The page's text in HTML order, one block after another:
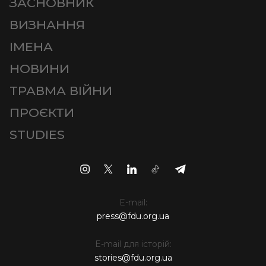
ВИЗНАННЯ
ІМЕНА
НОВИНИ
ТРАВМА ВІЙНИ
ПРОЄКТИ
STUDIES
E-mail:
press@fdu.org.ua
E-mail для історій:
stories@fdu.org.ua